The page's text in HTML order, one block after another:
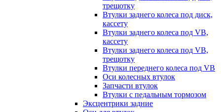
трещотку
Втулки заднего колеса под диск,
кассету
Втулки заднего колеса под VB,
кассету
Втулки заднего колеса под VB,
трещотку
Втулки переднего колеса под VB
Оси колесных втулок
Запчасти втулок
Втулки с педальным тормозом
Эксцентрики задние